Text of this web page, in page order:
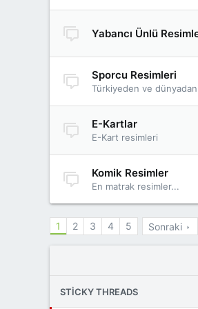
Yabancı Ünlü
Sporcu Resimleri
Türkiyeden ve
E-Kartlar
E-Kart resimleri
Komik Resimler
En matrak resimler...
1 2 3 4 5 Sonraki
STICKY THREADS